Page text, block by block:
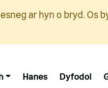
ar hyn o bryd. Os
Hanes Dyfodol